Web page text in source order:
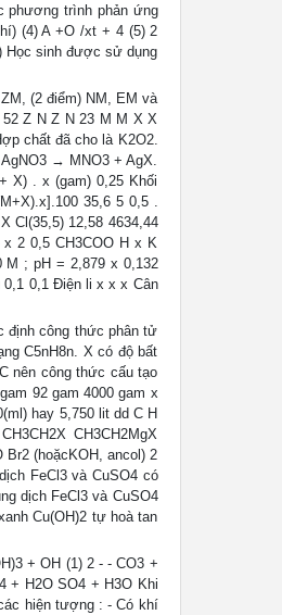
phương trình phản ứng
(4) A +O /xt + 4 (5) 2
Học sinh được sử dụng
(2 điểm) NM, EM và
Z N Z N 23 M M X X
chất đã cho là K2O2.
→ MNO3 + AgX.
X) . x (gam) 0,25 Khối
35,6 5 0,5 .
Cl(35,5) 12,58 4634,44
2 0,5 CH3COO H x K
M ; pH = 2,879 x 0,132
0,1 0,1 Điện li x x x Cân
định công thức phân tử
C5nH8n. X có độ bất
nên công thức cấu tạo
92 gam 4000 gam x
hay 5,750 lit dd C H
CH3CH2MgX
Br2 (hoặcKOH, ancol) 2
FeCl3 và CuSO4 có
dịch FeCl3 và CuSO4
Cu(OH)2 tự hoà tan
+ OH (1) 2 - - CO3 +
+ H2O SO4 + H3O Khi
hiện tượng : - Có khí